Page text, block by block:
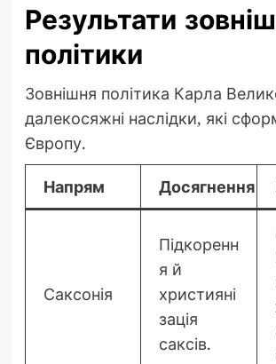
Результати
політики
Зовнішня політика Карла
далекосяжні наслідки, які
Європу.
Напрям Досягнення
Саксонія
Підкоренн
я й
християні
зація
саксів.